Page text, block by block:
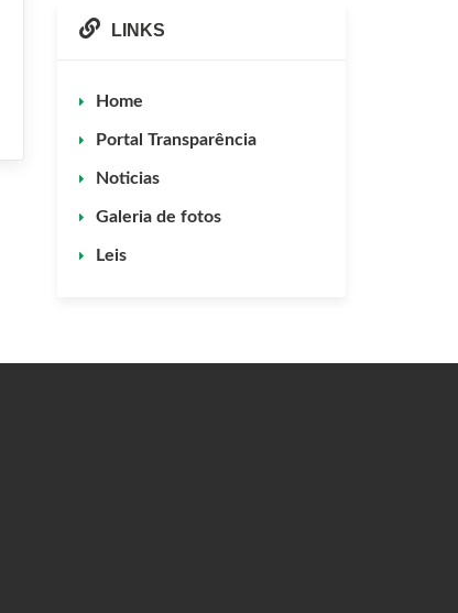
LINKS
Home
Portal Transparência
Noticias
Galeria de fotos
Leis